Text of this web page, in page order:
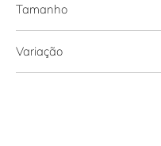
Gourmet Jr. Cone
Rosca Externa
Rosca Interna
Tamanho
1 cm
1.5cm
1cm
Variação
Curto